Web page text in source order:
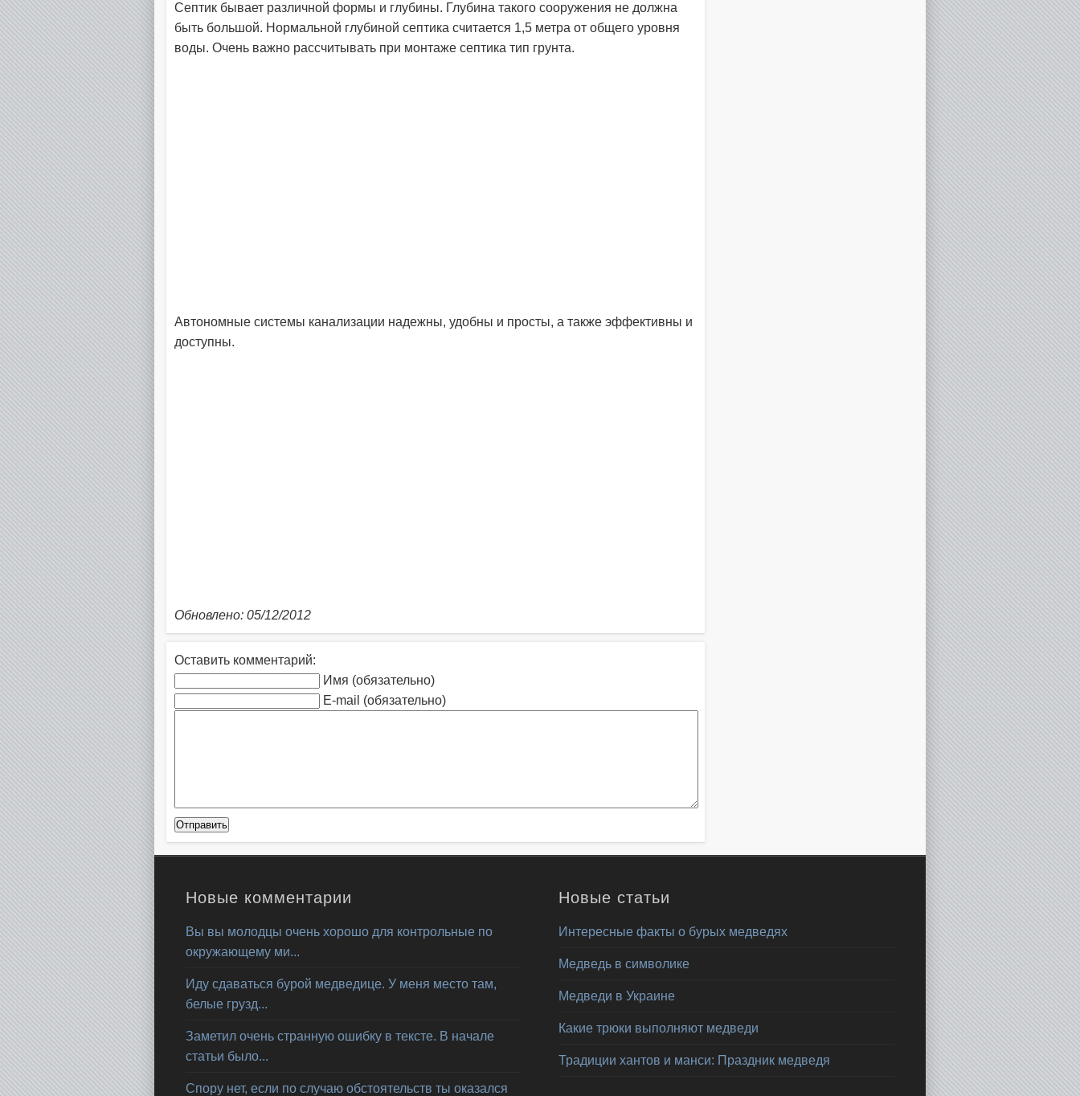
Септик бывает различной формы и глубины. Глубина такого сооружения не должна
быть большой. Нормальной глубиной септика считается 1,5 метра от общего уровня
воды. Очень важно рассчитывать при монтаже септика тип грунта.
Автономные системы канализации надежны, удобны и просты, а также эффективны и
доступны.
Обновлено: 05/12/2012
Оставить комментарий:
Имя (обязательно)
E-mail (обязательно)
Новые комментарии
Вы вы молодцы очень хорошо для контрольные по
окружающему ми...
Иду сдаваться бурой медведице. У меня место там,
белые грузд...
Заметил очень странную ошибку в тексте. В начале
статьи было...
Спору нет, если по случаю обстоятельств ты оказался
Новые статьи
Интересные факты о бурых медведях
Медведь в символике
Медведи в Украине
Какие трюки выполняют медведи
Традиции хантов и манси: Праздник медведя